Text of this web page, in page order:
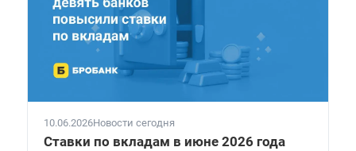
10.06.2026Новости сегодня
Ставки по вкладам в июне 2026 года